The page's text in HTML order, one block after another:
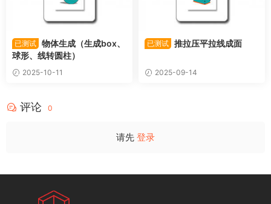
已测试 物体生成（生成box、
球形、线转圆柱）
2025-10-11
已测试 推拉压平拉线成面
2025-09-14
评论 0
请先 登录